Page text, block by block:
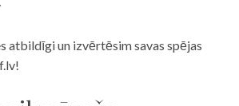
atbildīgi un izvērtēsim savas spējas